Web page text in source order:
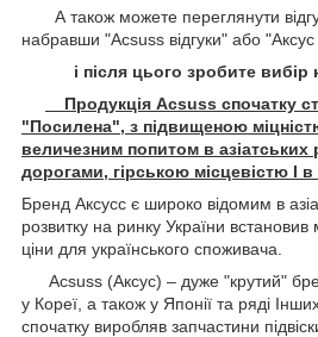
А також можете переглянути
набравши "Acsuss відгуки" або "Аксус
і після цього зробите
Продукція Acsuss спочатку
"Посилена", з підвищеною
величезним попитом в азіатських
дорогами, гірською місцевістю І в
Бренд Аксусс є широко відомим в
розвитку на ринку України
ціни для українського споживача.
Acsuss (Аксус) – дуже "крутий"
у Кореї, а також у Японії та ряді
спочатку виробляв запчастини